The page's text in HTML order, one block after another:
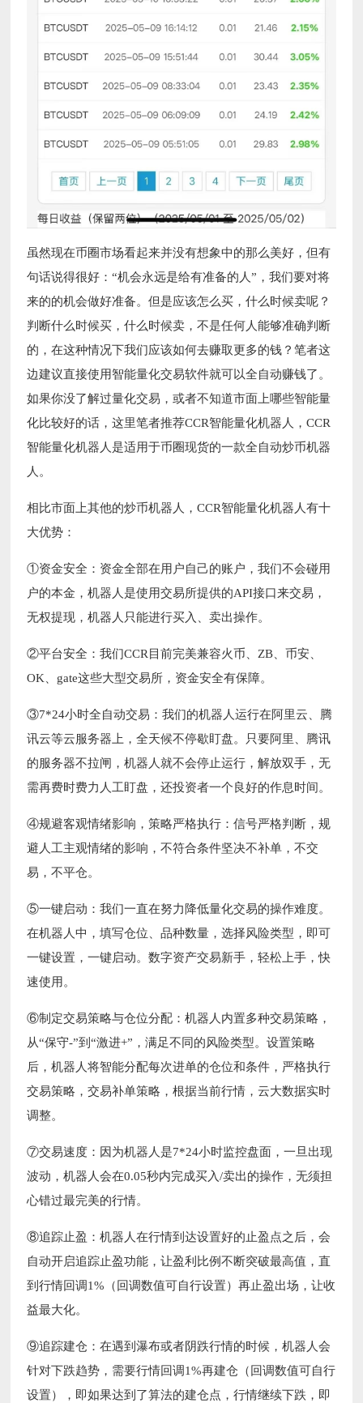
虽然现在币圈市场看起来并没有想象中的那么美好，但有
句话说得很好：“机会永远是给有准备的人”，我们要对将
来的的机会做好准备。但是应该怎么买，什么时候卖呢？
判断什么时候买，什么时候卖，不是任何人能够准确判断
的，在这种情况下我们应该如何去赚取更多的钱？笔者这
边建议直接使用智能量化交易软件就可以全自动赚钱了。
如果你没了解过量化交易，或者不知道市面上哪些智能量
化比较好的话，这里笔者推荐CCR智能量化机器人，CCR
智能量化机器人是适用于币圈现货的一款全自动炒币机器
人。
相比市面上其他的炒币机器人，CCR智能量化机器人有十
大优势：
①资金安全：资金全部在用户自己的账户，我们不会碰用
户的本金，机器人是使用交易所提供的API接口来交易，
无权提现，机器人只能进行买入、卖出操作。
②平台安全：我们CCR目前完美兼容火币、ZB、币安、
OK、gate这些大型交易所，资金安全有保障。
③7*24小时全自动交易：我们的机器人运行在阿里云、腾
讯云等云服务器上，全天候不停歇盯盘。只要阿里、腾讯
的服务器不拉闸，机器人就不会停止运行，解放双手，无
需再费时费力人工盯盘，还投资者一个良好的作息时间。
④规避客观情绪影响，策略严格执行：信号严格判断，规
避人工主观情绪的影响，不符合条件坚决不补单，不交
易，不平仓。
⑤一键启动：我们一直在努力降低量化交易的操作难度。
在机器人中，填写仓位、品种数量，选择风险类型，即可
一键设置，一键启动。数字资产交易新手，轻松上手，快
速使用。
⑥制定交易策略与仓位分配：机器人内置多种交易策略，
从“保守-”到“激进+”，满足不同的风险类型。设置策略
后，机器人将智能分配每次进单的仓位和条件，严格执行
交易策略，交易补单策略，根据当前行情，云大数据实时
调整。
⑦交易速度：因为机器人是7*24小时监控盘面，一旦出现
波动，机器人会在0.05秒内完成买入/卖出的操作，无须担
心错过最完美的行情。
⑧追踪止盈：机器人在行情到达设置好的止盈点之后，会
自动开启追踪止盈功能，让盈利比例不断突破最高值，直
到行情回调1%（回调数值可自行设置）再止盈出场，让收
益最大化。
⑨追踪建仓：在遇到瀑布或者阴跌行情的时候，机器人会
针对下跌趋势，需要行情回调1%再建仓（回调数值可自行
设置），即如果达到了算法的建仓点，行情继续下跌，即